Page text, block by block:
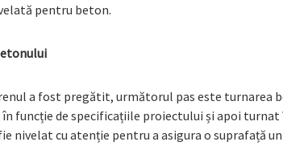
pentru beton.
a fost pregătit, următorul pas este turnarea
funcție de specificațiile proiectului și apoi
nivelat cu atenție pentru a asigura o suprafață